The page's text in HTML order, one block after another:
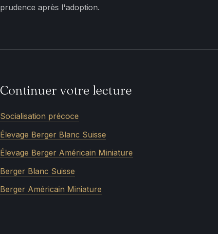
prudence après l'adoption.
Continuer votre lecture
Socialisation précoce
Élevage Berger Blanc Suisse
Élevage Berger Américain Miniature
Berger Blanc Suisse
Berger Américain Miniature